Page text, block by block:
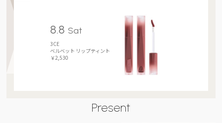
8.8 Sat
3CE
ベルベット リップティント
￥2,530
Present